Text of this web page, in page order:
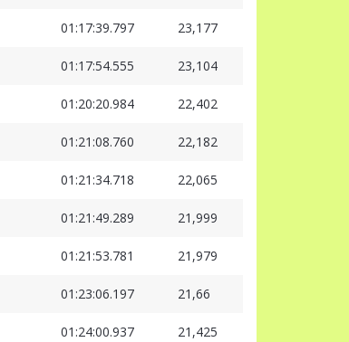
01:17:39.797 23,177
01:17:54.555 23,104
01:20:20.984 22,402
01:21:08.760 22,182
01:21:34.718 22,065
01:21:49.289 21,999
01:21:53.781 21,979
01:23:06.197 21,66
01:24:00.937 21,425